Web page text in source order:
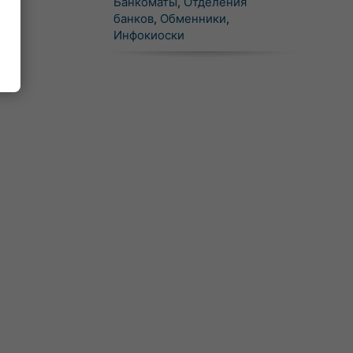
банков, Обменники,
Инфокиоски